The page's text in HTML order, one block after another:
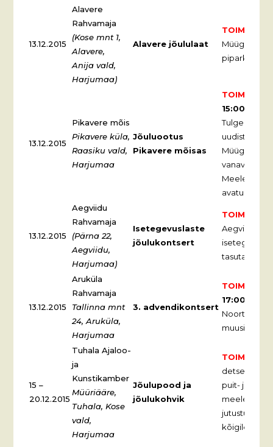
13.12.2015
Alavere
Rahvamaja
(Kose mnt 1,
Alavere,
Anija vald,
Harjumaa)
Alavere jõululaat
Müügil
piparkoogid
13.12.2015
Pikavere mõis
Pikavere küla,
Raasiku vald,
Harjumaa
Jõuluootus
Pikavere mõisas
15:00
Tulge
uudistama!
Müügil
vanavara ja
avatud on
13.12.2015
Aegviidu
Rahvamaja
(Pärna 22,
Aegviidu,
Harjumaa)
Isetegevuslaste
jõulukontsert
Aegviidu
tasuta.
13.12.2015
Aruküla
Rahvamaja
Tallinna mnt
24, Aruküla,
Harjumaa
3. advendikontsert
17:00
Noortekoor
muusikud.
15 –
20.12.2015
Tuhala Ajaloo-
ja
Kunstikamber
Müüriääre,
Tuhala, Kose
vald,
Harjumaa
Jõulupood ja
jõulukohvik
detsember
puit- ja
jutustusega.
kõigile